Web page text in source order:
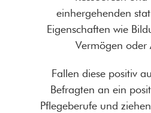
einhergehenden
Eigenschaften wie
Vermögen oder
Fallen diese positiv
Befragten an ein
Pflegeberufe und